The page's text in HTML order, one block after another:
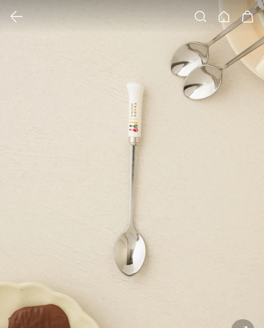
홈
클릭 시 이미지 확대 보기 팝업 열림